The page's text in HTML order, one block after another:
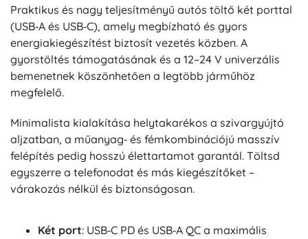
Praktikus és nagy teljesítményű autós töltő két porttal
(USB‑A és USB‑C), amely megbízható és gyors
energiakiegészítést biztosít vezetés közben. A
gyorstöltés támogatásának és a 12–24 V univerzális
bemenetnek köszönhetően a legtöbb járműhöz
megfelelő.
Minimalista kialakítása helytakarékos a szivargyújtó
aljzatban, a műanyag‑ és fémkombinációjú masszív
felépítés pedig hosszú élettartamot garantál. Töltsd
egyszerre a telefonodat és más kiegészítőket –
várakozás nélkül és biztonságosan.
Két port: USB‑C PD és USB‑A QC a maximális